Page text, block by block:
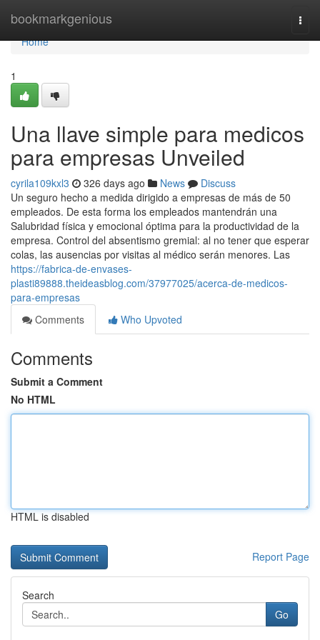
bookmarkgenious
Home
Home
1
Una llave simple para medicos
para empresas Unveiled
cyrila109kxl3 326 days ago News
Discuss
Un seguro hecho a medida dirigido a empresas de más de 50
empleados. De esta forma los empleados mantendrán una
Salubridad física y emocional óptima para la productividad de la
empresa. Control del absentismo gremial: al no tener que esperar
colas, las ausencias por visitas al médico serán menores. Las
https://fabrica-de-envases-
plasti89888.theideasblog.com/37977025/acerca-de-medicos-
para-empresas
Comments
Who Upvoted
Comments
Submit a Comment
No HTML
HTML is disabled
Report Page
Search
Go